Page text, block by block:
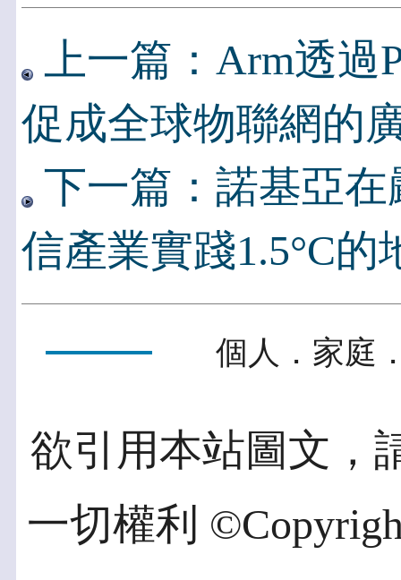
上一篇：Arm透過
促成全球物聯網的
下一篇：諾基亞
信產業實踐1.5°C的
個人．家庭
欲引用本站圖文，
一切權利